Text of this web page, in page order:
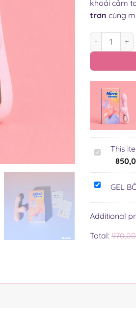
khoái cảm
trơn cùng
MÁY RUNG
MÁY
HÚT
MIRRO
ẤM
THÔNG
This
GEL
NHẬT
100ML
GEL
Additional
Total: